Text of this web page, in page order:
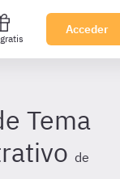
Acceder
Tema
de